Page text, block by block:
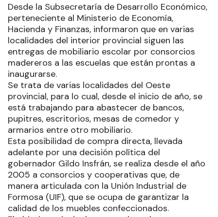
Desde la Subsecretaría de Desarrollo Económico,
perteneciente al Ministerio de Economía,
Hacienda y Finanzas, informaron que en varias
localidades del interior provincial siguen las
entregas de mobiliario escolar por consorcios
madereros a las escuelas que están prontas a
inaugurarse.
Se trata de varias localidades del Oeste
provincial, para lo cual, desde el inicio de año, se
está trabajando para abastecer de bancos,
pupitres, escritorios, mesas de comedor y
armarios entre otro mobiliario.
Esta posibilidad de compra directa, llevada
adelante por una decisión política del
gobernador Gildo Insfrán, se realiza desde el año
2005 a consorcios y cooperativas que, de
manera articulada con la Unión Industrial de
Formosa (UIF), que se ocupa de garantizar la
calidad de los muebles confeccionados.